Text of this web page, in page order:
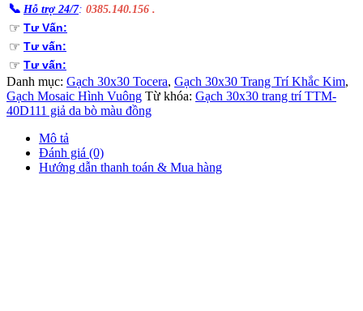
📞 Hỗ trợ 24/7: 0385.140.156 .
☞ Tư Vấn:
☞ Tư vấn:
☞ Tư vấn:
Danh mục: Gạch 30x30 Tocera, Gạch 30x30 Trang Trí Khắc Kim,
Gạch Mosaic Hình Vuông Từ khóa: Gạch 30x30 trang trí TTM-
40D111 giả da bò màu đồng
Mô tả
Đánh giá (0)
Hướng dẫn thanh toán & Mua hàng